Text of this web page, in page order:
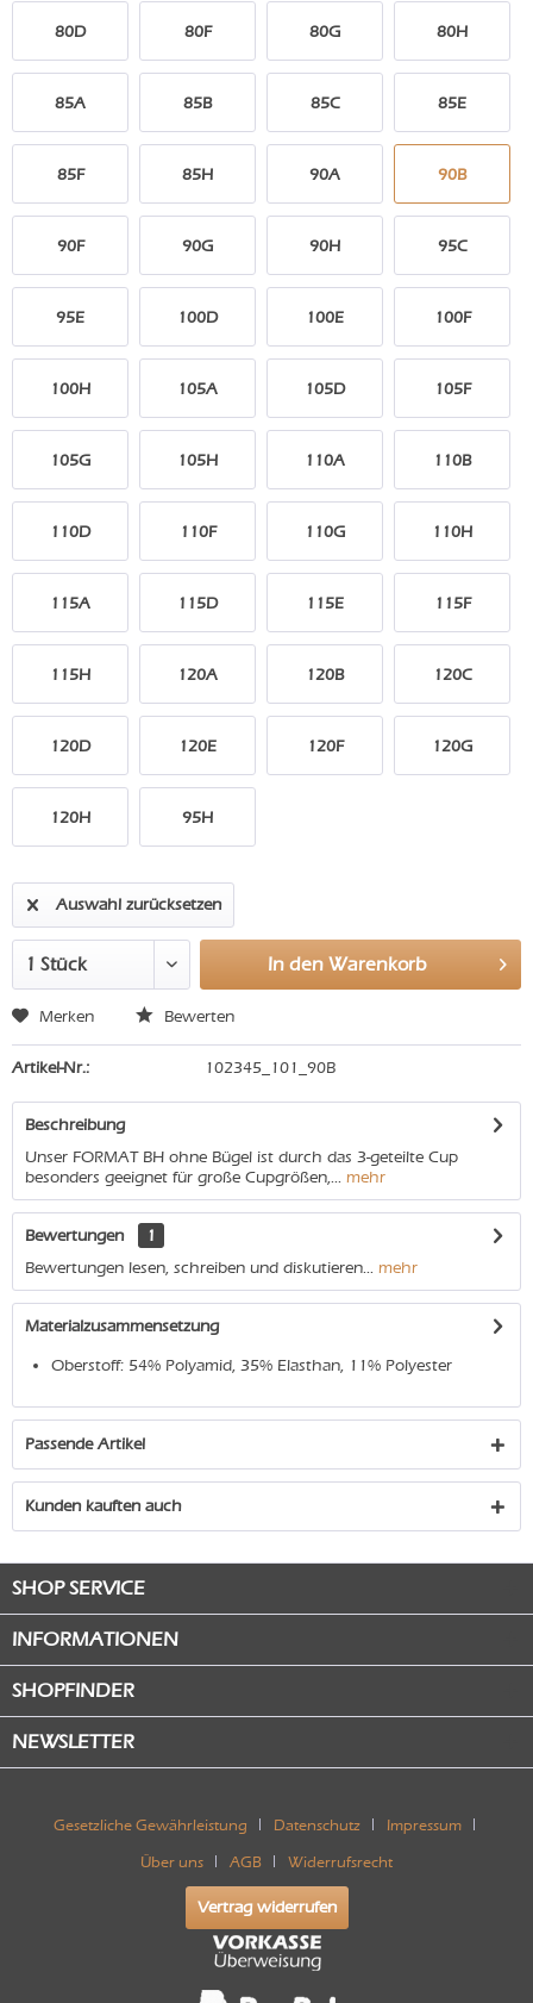
80D 80F 80G 80H
85A 85B 85C 85E
85F 85H 90A 90B
90F 90G 90H 95C
95E 100D 100E 100F
100H 105A 105D 105F
105G 105H 110A 110B
110D 110F 110G 110H
115A 115D 115E 115F
115H 120A 120B 120C
120D 120E 120F 120G
120H 95H
Auswahl zurücksetzen
In den Warenkorb
Merken Bewerten
Artikel-Nr.: 102345_101_90B
Beschreibung
Unser FORMAT BH ohne Bügel ist durch das 3-geteilte Cup
besonders geeignet für große Cupgrößen,... mehr
Bewertungen
1
Bewertungen lesen, schreiben und diskutieren... mehr
Materialzusammensetzung
Oberstoff: 54% Polyamid, 35% Elasthan, 11% Polyester
Passende Artikel
Kunden kauften auch
SHOP SERVICE
INFORMATIONEN
SHOPFINDER
NEWSLETTER
Gesetzliche Gewährleistung Datenschutz Impressum
Über uns AGB Widerrufsrecht
Vertrag widerrufen